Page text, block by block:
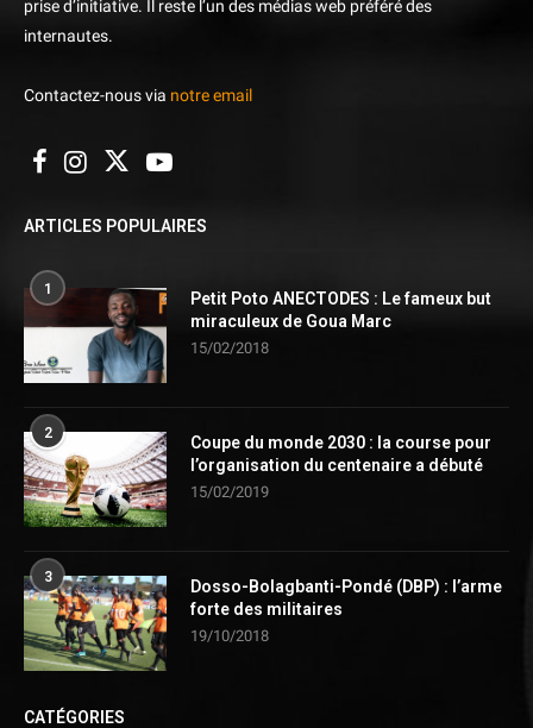
prise d’initiative. Il reste l’un des médias web préféré des
internautes.
Contactez-nous via notre email
ARTICLES POPULAIRES
1
Petit Poto ANECTODES : Le fameux but
miraculeux de Goua Marc
15/02/2018
2
Coupe du monde 2030 : la course pour
l’organisation du centenaire a débuté
15/02/2019
3
Dosso-Bolagbanti-Pondé (DBP) : l’arme
forte des militaires
19/10/2018
CATÉGORIES